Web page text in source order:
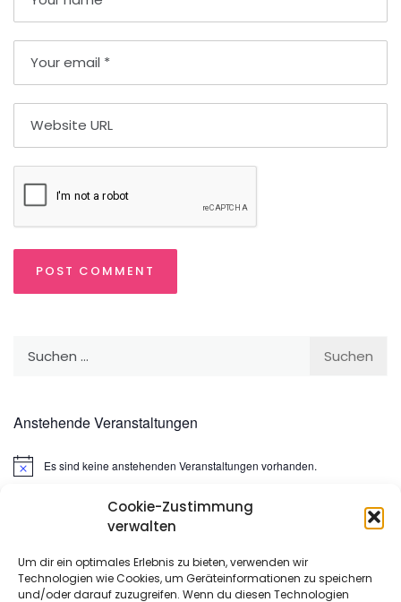
Cookie-Zustimmung
verwalten
Um dir ein optimales Erlebnis zu bieten, verwenden wir
Technologien wie Cookies, um Geräteinformationen zu speichern
und/oder darauf zuzugreifen. Wenn du diesen Technologien
Anstehende Veranstaltungen
HinweisEs sind keine anstehenden Veranstaltungen vorhanden.
META